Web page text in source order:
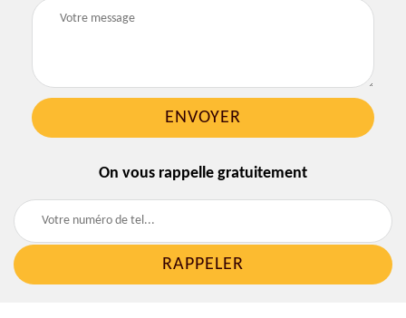
On vous rappelle gratuitement